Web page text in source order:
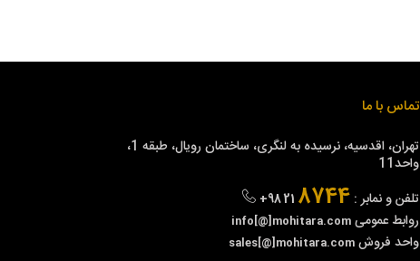
تماس با ما
تهران، اقدسیه، نرسیده به لنگری، ساختمان رویال، طبقه 1،
واحد11
تلفن و نمابر :
+98 21 8744
روابط عمومی info[@]mohitara.com
واحد فروش sales[@]mohitara.com